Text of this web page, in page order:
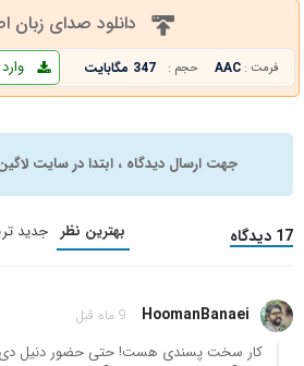
دانلود صدای زبان
فرمت : AAC حجم : 347 مگابایت
جهت ارسال دیدگاه ، ابتدا در سایت
17 دیدگاه بهترین نظر جدید
HoomanBanaei 9 ماه قبل
کار سخت پسندی هست! حتی حضور دنیل دی-